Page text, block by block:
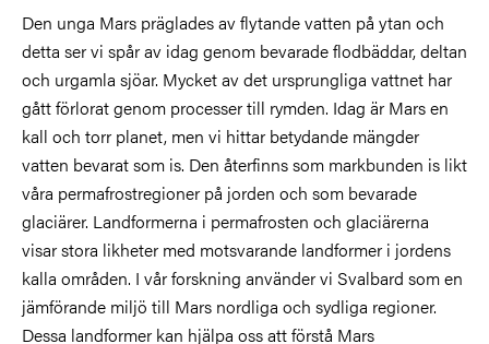
Den unga Mars präglades av flytande vatten på ytan och
detta ser vi spår av idag genom bevarade flodbäddar, deltan
och urgamla sjöar. Mycket av det ursprungliga vattnet har
gått förlorat genom processer till rymden. Idag är Mars en
kall och torr planet, men vi hittar betydande mängder
vatten bevarat som is. Den återfinns som markbunden is likt
våra permafrostregioner på jorden och som bevarade
glaciärer. Landformerna i permafrosten och glaciärerna
visar stora likheter med motsvarande landformer i jordens
kalla områden. I vår forskning använder vi Svalbard som en
jämförande miljö till Mars nordliga och sydliga regioner.
Dessa landformer kan hjälpa oss att förstå Mars